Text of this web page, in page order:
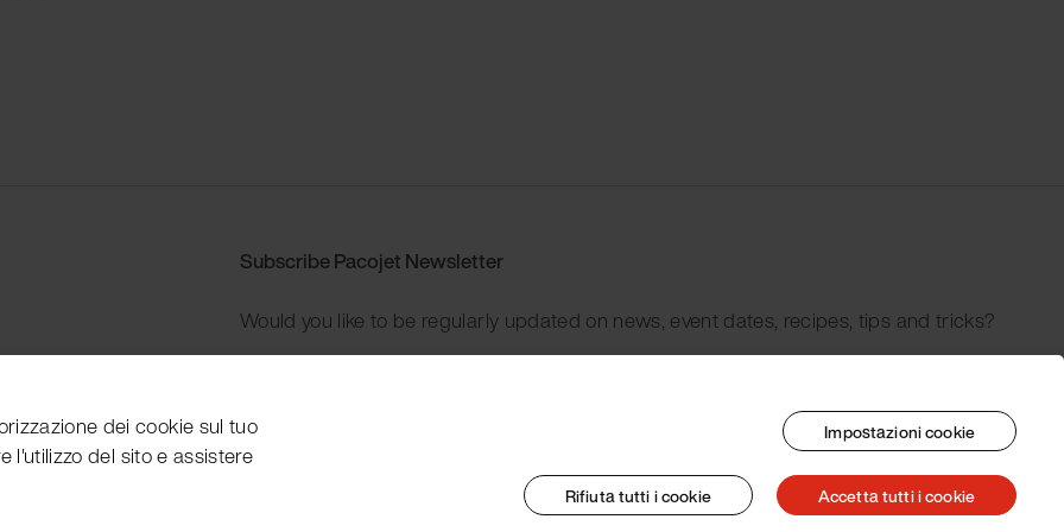
Subscribe Pacojet Newsletter
Would you like to be regularly updated on news, event dates, recipes, tips and tricks?
dei cookie sul tuo
l'utilizzo del sito e assistere
Impostazioni cookie
Rifiuta tutti i cookie Accetta tutti i cookie